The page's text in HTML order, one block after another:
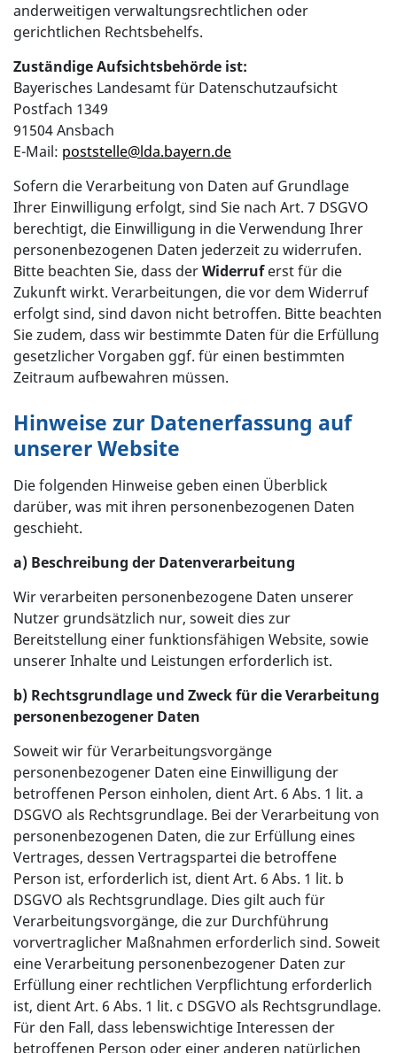
anderweitigen verwaltungsrechtlichen oder
gerichtlichen Rechtsbehelfs.
Zuständige Aufsichtsbehörde ist:
Bayerisches Landesamt für Datenschutzaufsicht
Postfach 1349
91504 Ansbach
E-Mail: poststelle@lda.bayern.de
Sofern die Verarbeitung von Daten auf Grundlage
Ihrer Einwilligung erfolgt, sind Sie nach Art. 7 DSGVO
berechtigt, die Einwilligung in die Verwendung Ihrer
personenbezogenen Daten jederzeit zu widerrufen.
Bitte beachten Sie, dass derWiderruferst für die
Zukunft wirkt. Verarbeitungen, die vor dem Widerruf
erfolgt sind, sind davon nicht betroffen. Bitte beachten
Sie zudem, dass wir bestimmte Daten für die Erfüllung
gesetzlicher Vorgaben ggf. für einen bestimmten
Zeitraum aufbewahren müssen.
Hinweise zur Datenerfassung auf
unserer Website
Die folgenden Hinweise geben einen Überblick
darüber, was mit ihren personenbezogenen Daten
geschieht.
a) Beschreibung der Datenverarbeitung
Wir verarbeiten personenbezogene Daten unserer
Nutzer grundsätzlich nur, soweit dies zur
Bereitstellung einer funktionsfähigen Website, sowie
unserer Inhalte und Leistungen erforderlich ist.
b) Rechtsgrundlage und Zweck für die Verarbeitung
personenbezogener Daten
Soweit wir für Verarbeitungsvorgänge
personenbezogener Daten eine Einwilligung der
betroffenen Person einholen, dient Art. 6 Abs. 1 lit. a
DSGVO als Rechtsgrundlage. Bei der Verarbeitung von
personenbezogenen Daten, die zur Erfüllung eines
Vertrages, dessen Vertragspartei die betroffene
Person ist, erforderlich ist, dient Art. 6 Abs. 1 lit. b
DSGVO als Rechtsgrundlage. Dies gilt auch für
Verarbeitungsvorgänge, die zur Durchführung
vorvertraglicher Maßnahmen erforderlich sind. Soweit
eine Verarbeitung personenbezogener Daten zur
Erfüllung einer rechtlichen Verpflichtung erforderlich
ist, dient Art. 6 Abs. 1 lit. c DSGVO als Rechtsgrundlage.
Für den Fall, dass lebenswichtige Interessen der
betroffenen Person oder einer anderen natürlichen